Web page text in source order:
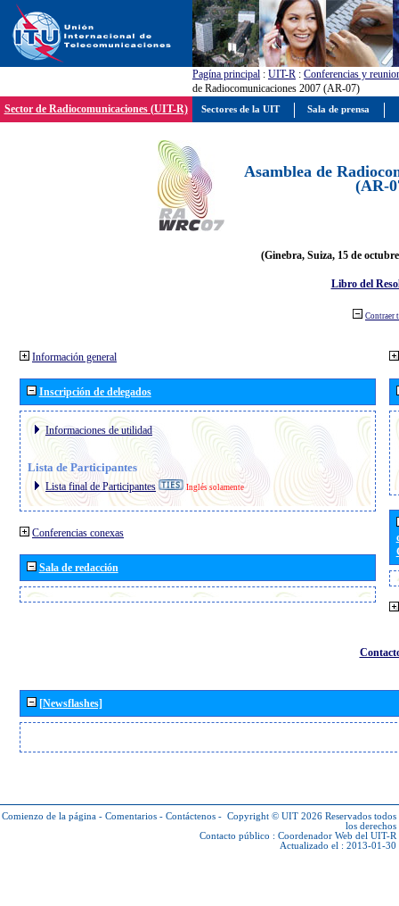
Pagína principal : UIT-R : Conferencias y
de Radiocomunicaciones 2007 (AR-07)
Sector de Radiocomunicaciones (UIT-R)
Asamblea de
(AR-
(Ginebra, Suiza, 15 de
Libro del
Contraer
Información general
Inscripción de delegados
Informaciones de utilidad
Lista de Participantes
Lista final de Participantes Inglés solamente
Conferencias conexas
Sala de redacción
[Newsflashes]
Comienzo de la página - Comentarios - Contáctenos - Copyright © UIT 2026 Reservados todos
los derechos
Contacto público : Coordenador Web del UIT-R
Actualizado el : 2013-01-30
Sectores de la UIT Sala de prensa